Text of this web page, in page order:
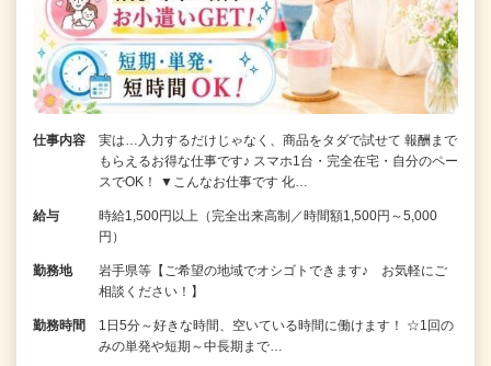
仕事内容
実は…入力するだけじゃなく、商品をタダで試せて 報酬まで
もらえるお得な仕事です♪ スマホ1台・完全在宅・自分のペー
スでOK！ ▼こんなお仕事です 化…
給与
時給1,500円以上（完全出来高制／時間額1,500円～5,000
円）
勤務地
岩手県等【ご希望の地域でオシゴトできます♪ お気軽にご
相談ください！】
勤務時間
1日5分～好きな時間、空いている時間に働けます！ ☆1回の
みの単発や短期～中長期まで…